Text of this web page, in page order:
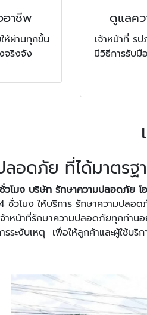
อาชีพ
ห้ผ่านทุกขั้น
จริงจัง
ดูแลค
เจ้าหน้าที่ ร
มีวิธีการรับ
ลอดภัย ที่ได้มาตร
มง บริษัท รักษาความปลอดภัย โ
วโมง ให้บริการ รักษาความปลอ
าหน้าที่รักษาความปลอดภัยทุกท่าน
ระงับเหตุ เพื่อให้ลูกค้าและผู้ใช้บริก